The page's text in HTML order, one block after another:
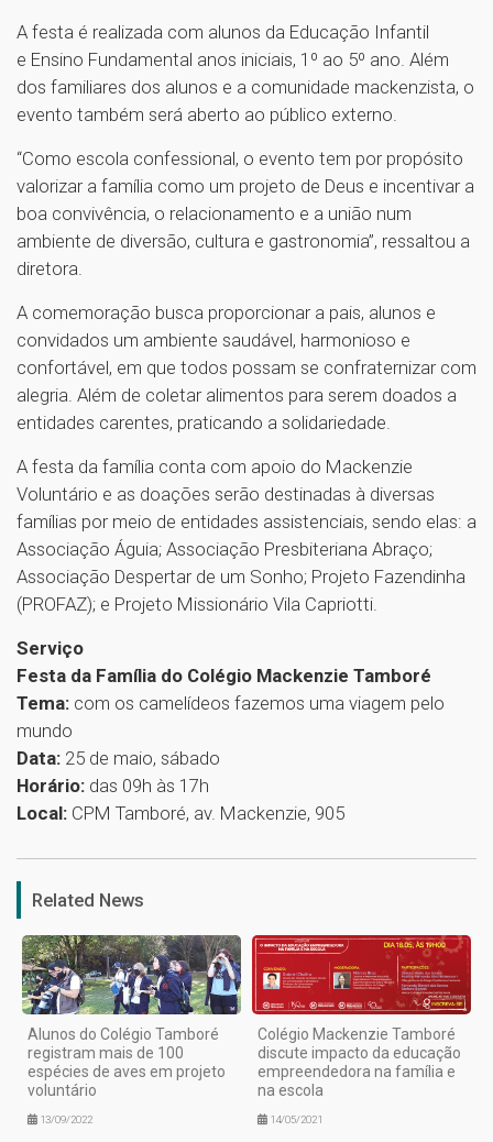
A festa é realizada com alunos da Educação Infantil
e Ensino Fundamental anos iniciais, 1º ao 5º ano. Além
dos familiares dos alunos e a comunidade mackenzista, o
evento também será aberto ao público externo.
“Como escola confessional, o evento tem por propósito
valorizar a família como um projeto de Deus e incentivar a
boa convivência, o relacionamento e a união num
ambiente de diversão, cultura e gastronomia”, ressaltou a
diretora.
A comemoração busca proporcionar a pais, alunos e
convidados um ambiente saudável, harmonioso e
confortável, em que todos possam se confraternizar com
alegria. Além de coletar alimentos para serem doados a
entidades carentes, praticando a solidariedade.
A festa da família conta com apoio do Mackenzie
Voluntário e as doações serão destinadas à diversas
famílias por meio de entidades assistenciais, sendo elas: a
Associação Águia; Associação Presbiteriana Abraço;
Associação Despertar de um Sonho; Projeto Fazendinha
(PROFAZ); e Projeto Missionário Vila Capriotti.
Serviço
Festa da Família do Colégio Mackenzie Tamboré
Tema: com os camelídeos fazemos uma viagem pelo
mundo
Data: 25 de maio, sábado
Horário: das 09h às 17h
Local: CPM Tamboré, av. Mackenzie, 905
1
Related News
Alunos do Colégio Tamboré
registram mais de 100
espécies de aves em projeto
voluntário
13/09/2022
Colégio Mackenzie Tamboré
discute impacto da educação
empreendedora na família e
na escola
14/05/2021